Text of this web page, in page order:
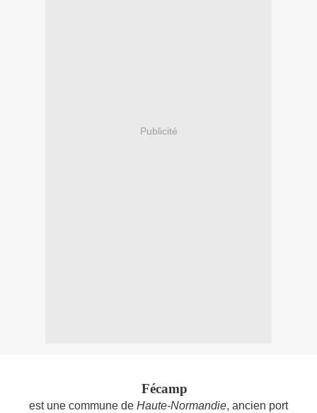
Publicité
Fécamp
est une commune de Haute-Normandie, ancien port